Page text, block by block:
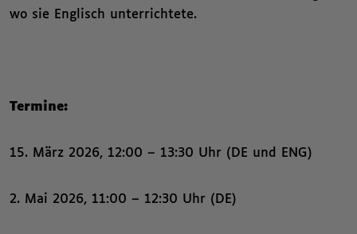
wo sie Englisch unterrichtete.
Termine:
15. März 2026, 12:00 – 13:30 Uhr (DE und ENG)
2. Mai 2026, 11:00 – 12:30 Uhr (DE)